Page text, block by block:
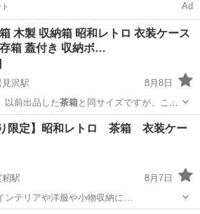
Ad
木製 収納箱 昭和レトロ 衣装ケース
箱 蓋付き 収納ボ…
沢駅
8月8日
以前出品した茶箱と同サイズですが、こち
沢駅 収納家具
り限定】昭和レトロ 茶箱 衣装ケー
駅
8月7日
ンテリアや洋服や小物収納に…